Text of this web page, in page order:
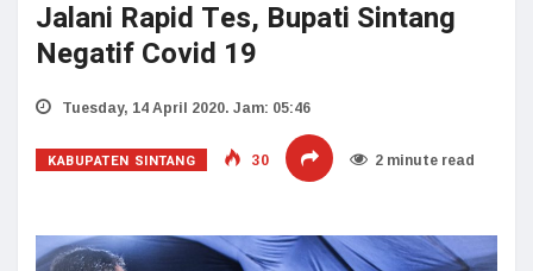
Jalani Rapid Tes, Bupati Sintang
Negatif Covid 19
Tuesday, 14 April 2020. Jam: 05:46
KABUPATEN SINTANG 30 2 minute read